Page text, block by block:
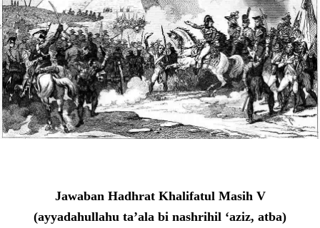
Jawaban Hadhrat Khalifatul Masih V
(ayyadahullahu ta’ala bi nashrihil ‘aziz, atba)